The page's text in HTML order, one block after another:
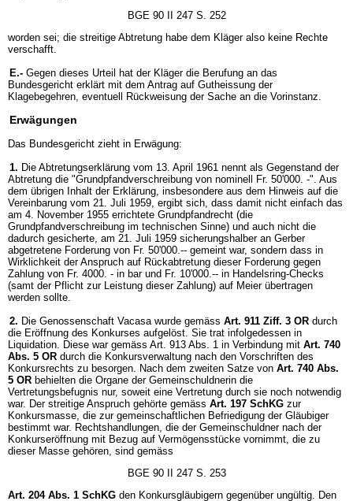
BGE 90 II 247 S. 252
worden sei; die streitige Abtretung habe dem Kläger also keine Rechte
verschafft.
E.- Gegen dieses Urteil hat der Kläger die Berufung an das
Bundesgericht erklärt mit dem Antrag auf Gutheissung der
Klagebegehren, eventuell Rückweisung der Sache an die Vorinstanz.
Erwägungen
Das Bundesgericht zieht in Erwägung:
1. Die Abtretungserklärung vom 13. April 1961 nennt als Gegenstand der
Abtretung die "Grundpfandverschreibung von nominell Fr. 50'000. -". Aus
dem übrigen Inhalt der Erklärung, insbesondere aus dem Hinweis auf die
Vereinbarung vom 21. Juli 1959, ergibt sich, dass damit nicht einfach das
am 4. November 1955 errichtete Grundpfandrecht (die
Grundpfandverschreibung im technischen Sinne) und auch nicht die
dadurch gesicherte, am 21. Juli 1959 sicherungshalber an Gerber
abgetretene Forderung von Fr. 50'000.-- gemeint war, sondern dass in
Wirklichkeit der Anspruch auf Rückabtretung dieser Forderung gegen
Zahlung von Fr. 4000. - in bar und Fr. 10'000.-- in Handelsring-Checks
(samt der Pflicht zur Leistung dieser Zahlung) auf Meier übertragen
werden sollte.
2. Die Genossenschaft Vacasa wurde gemäss Art. 911 Ziff. 3 OR durch
die Eröffnung des Konkurses aufgelöst. Sie trat infolgedessen in
Liquidation. Diese war gemäss Art. 913 Abs. 1 in Verbindung mit Art. 740
Abs. 5 OR durch die Konkursverwaltung nach den Vorschriften des
Konkursrechts zu besorgen. Nach dem zweiten Satze von Art. 740 Abs.
5 OR behielten die Organe der Gemeinschuldnerin die
Vertretungsbefugnis nur, soweit eine Vertretung durch sie noch notwendig
war. Der streitige Anspruch gehörte gemäss Art. 197 SchKG zur
Konkursmasse, die zur gemeinschaftlichen Befriedigung der Gläubiger
bestimmt war. Rechtshandlungen, die der Gemeinschuldner nach der
Konkurseröffnung mit Bezug auf Vermögensstücke vornimmt, die zu
dieser Masse gehören, sind gemäss
BGE 90 II 247 S. 253
Art. 204 Abs. 1 SchKG den Konkursgläubigern gegenüber ungültig. Den